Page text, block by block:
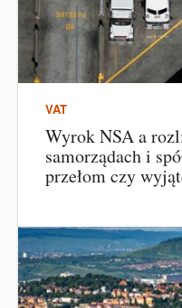
VAT
Wyrok NSA a
samorządach i
przełom czy